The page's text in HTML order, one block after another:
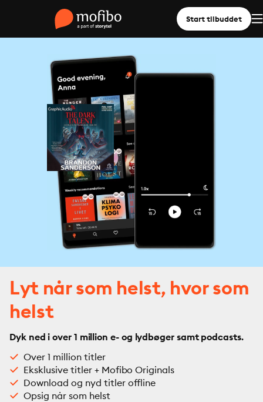
Start tilbuddet
Lyt når som helst, hvor som
helst
Dyk ned i over 1 million e- og lydbøger samt podcasts.
Over 1 million titler
Eksklusive titler + Mofibo Originals
Download og nyd titler offline
Opsig når som helst